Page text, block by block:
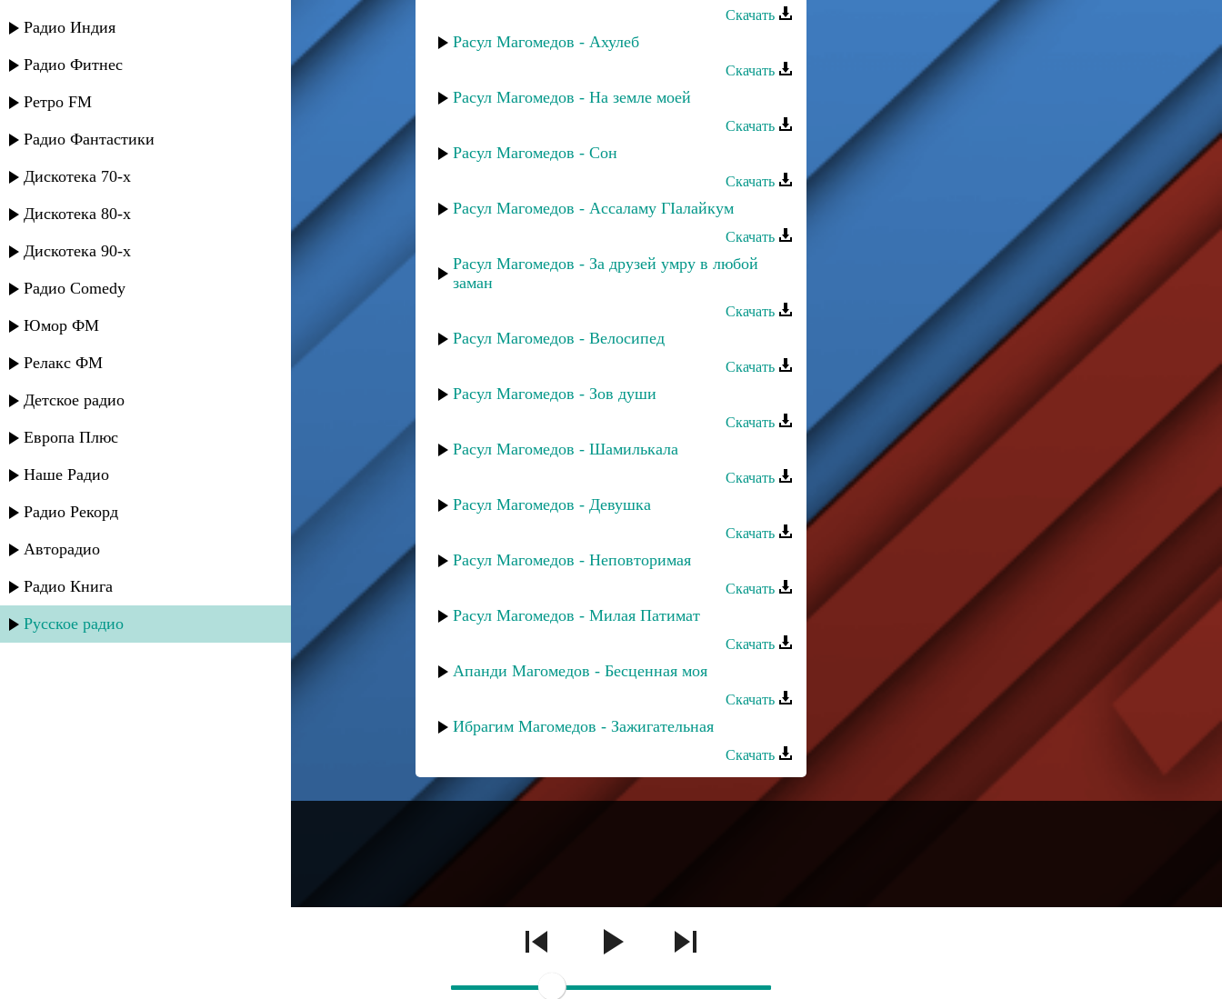
Радио Индия
Радио Фитнес
Ретро FM
Радио Фантастики
Дискотека 70-х
Дискотека 80-х
Дискотека 90-х
Радио Comedy
Юмор ФМ
Релакс ФМ
Детское радио
Европа Плюс
Наше Радио
Радио Рекорд
Авторадио
Радио Книга
Русское радио
Скачать
Расул Магомедов - Ахулеб
Скачать
Расул Магомедов - На земле моей
Скачать
Расул Магомедов - Сон
Скачать
Расул Магомедов - Ассаламу ГIалайкум
Скачать
Расул Магомедов - За друзей умру в любой
заман
Скачать
Расул Магомедов - Велосипед
Скачать
Расул Магомедов - Зов души
Скачать
Расул Магомедов - Шамилькала
Скачать
Расул Магомедов - Девушка
Скачать
Расул Магомедов - Неповторимая
Скачать
Расул Магомедов - Милая Патимат
Скачать
Апанди Магомедов - Бесценная моя
Скачать
Ибрагим Магомедов - Зажигательная
Скачать